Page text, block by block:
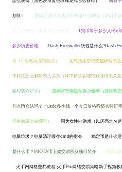
划算） 梦幻西游手游活力用来做什么划算（梦幻手游
1狗币等于多少人民币
多少历史价格 Dash Freewallet钱包是什么?Dash
改（cf改昵称在哪里改） 元气骑士空中支援碎片怎
平精英怎么解除恋人关系（和平精英在哪里解除情侣关系
格时装六折卡） 原神宵宫突破加多少爆率（原神宵宫
什么币合法吗？？usdc多少钱一个今日价格行情实时汇率
亚生命果实在哪里） 同为女性向游戏（以闪亮之名是
电脑垃圾？电脑清理缓存cmd的指令 稳定币是什么
是什么币？MIOTA币上架交易所及项目简介 哪款武
火币网网格交易教程,火币Pro网格交易策略新手视频教